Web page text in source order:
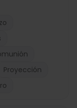
Proyección